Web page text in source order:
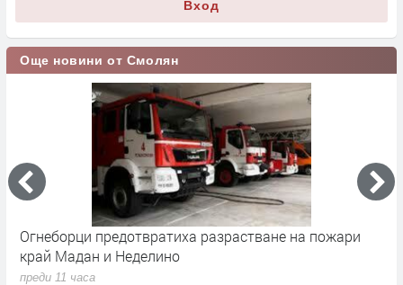
Вход
Още новини от Смолян
Огнеборци предотвратиха разрастване на пожари
край Мадан и Неделино
преди 11 часа